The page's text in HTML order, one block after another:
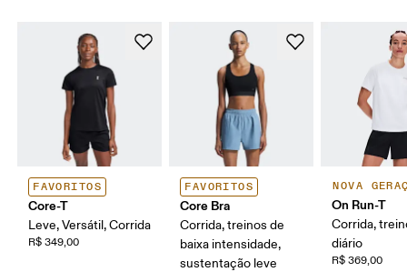
FAVORITOS
Core-T
Leve, Versátil, Corrida
R$ 349,00
FAVORITOS
Core Bra
Corrida, treinos de
baixa intensidade,
sustentação leve
NOVA
On Run-T
Corrida,
diário
R$ 369,00